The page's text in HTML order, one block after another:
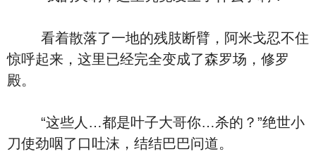
看着散落了一地的残肢断臂，阿米戈忍不住
惊呼起来，这里已经完全变成了森罗场，修罗
殿。
“这些人…都是叶子大哥你…杀的？”绝世小
刀使劲咽了口吐沫，结结巴巴问道。